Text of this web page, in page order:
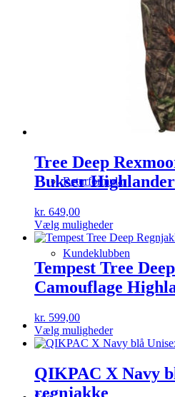
Returformular
Kundeklubben
Tree Deep
Bukser Highlander
kr. 649,00
Vælg mulighederDette
vare
har
flere
varianter.
Mulighederne
på
varesiden
Tempest Tree
Camouflage
kr. 599,00
Vælg mulighederDette
vare
flere
varianter.
QIKPAC X Navy
regnjakke